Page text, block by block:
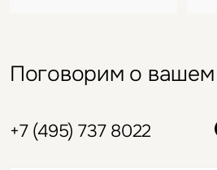
Поговорим о
+7 (495) 737 8022